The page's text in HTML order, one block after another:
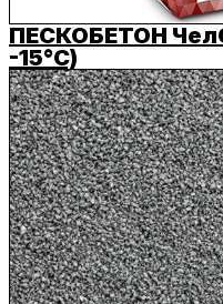
ПЕСКОБЕТОН
-15°C)